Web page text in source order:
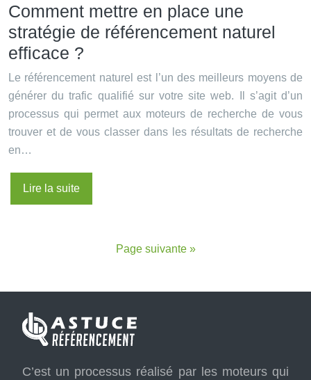
Comment mettre en place une
stratégie de référencement naturel
efficace ?
Le référencement naturel est l’un des meilleurs moyens de
générer du trafic qualifié sur votre site web. Il s’agit d’un
processus qui permet aux moteurs de recherche de vous
trouver et de vous classer dans les résultats de recherche
en…
Lire la suite
Page suivante »
C’est un processus réalisé par les moteurs qui